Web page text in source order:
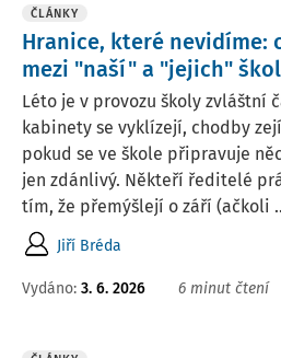
ČLÁNKY
Hranice, které nevidíme:
mezi "naší" a "jejich"
Léto je v provozu školy zvláštní
kabinety se vyklízejí, chodby
pokud se ve škole připravuje
jen zdánlivý. Někteří ředitelé
tím, že přemýšlejí o září (ačkoli
Jiří Bréda
Vydáno: 3. 6. 2026 6 minut čtení